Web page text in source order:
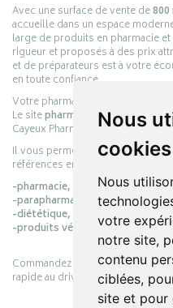
Nous
cookies
Nous
votre
notre site,
contenu
ciblées,
site et pour
Avec une surface de vente de800
accueille dans un espace
large de produits en pharmacie
rigueur et proposés à des prix
et de préparateurs est à votre
en toute confiance.
Votre pharmacie en ligne :
Le sitepharmacie-cayeux.frest le
Cayeux Pharmabest Berck-sur-
Il vous permet de réaliser vos
références en :
-pharmacie,
-parapharmacie,
-diététique,
-produits vétérinaires.
Commandez simplement vos
rapide au drive ou la livraison à